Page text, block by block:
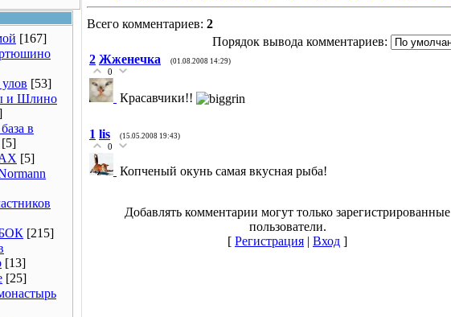
[167]
[53]
и Шлино
в
[5]
[5]
[215]
[13]
[25]
Всего комментариев: 2
Порядок вывода комментариев:
2 Жженечка (01.08.2008 14:29)
0
Красавчики!!
1 lis (15.05.2008 19:43)
0
Копченый окунь самая вкусная рыба!
Добавлять комментарии могут только зарегистрированные
пользователи.
[ Регистрация | Вход ]